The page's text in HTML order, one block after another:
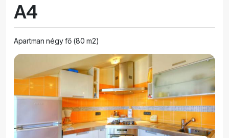
A4
Apartman négy fő (80 m2)